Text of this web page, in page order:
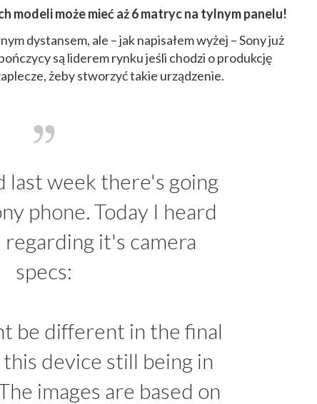
modeli może mieć aż 6 matryc na tylnym panelu!
dystansem, ale – jak napisałem wyżej – Sony już
są liderem rynku jeśli chodzi o produkcję
żeby stworzyć takie urządzenie.
last week there's going
phone. Today I heard
regarding it's camera
specs:
be different in the final
device still being in
images are based on